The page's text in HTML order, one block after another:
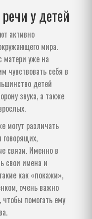
у детей
активно
мира.
матери уже на
чувствовать себя в
детей
звука, а также
могут различать
связи. Именно в
свои имена и
как «покажи»,
очень важно
помогать ему